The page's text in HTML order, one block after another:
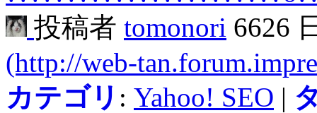
投稿者 tomonori 6626
(http://web-
カテゴリ : Yahoo! SEO |